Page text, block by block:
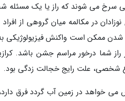
سرخ می شوند که راز یا یک مسئله
در مکالمه میان گروهی از افراد
ممکن است واکنش
شما درخور مراسم جشن باشد.
شخصی، علت رایج خجالت زدگی بود.
می خواهد در زمین آب گردد فرق